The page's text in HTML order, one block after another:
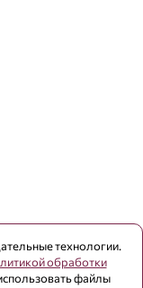
технологии.
обработки
файлы